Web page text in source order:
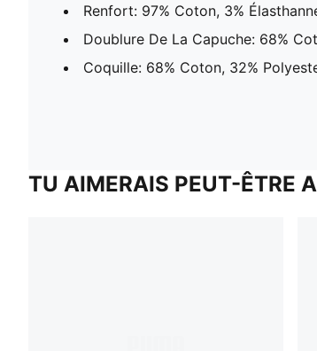
Renfort: 97% Coton, 3%
Doublure De La Capuche: 68%
Coquille: 68% Coton, 32%
TU AIMERAIS PEUT-ÊTRE